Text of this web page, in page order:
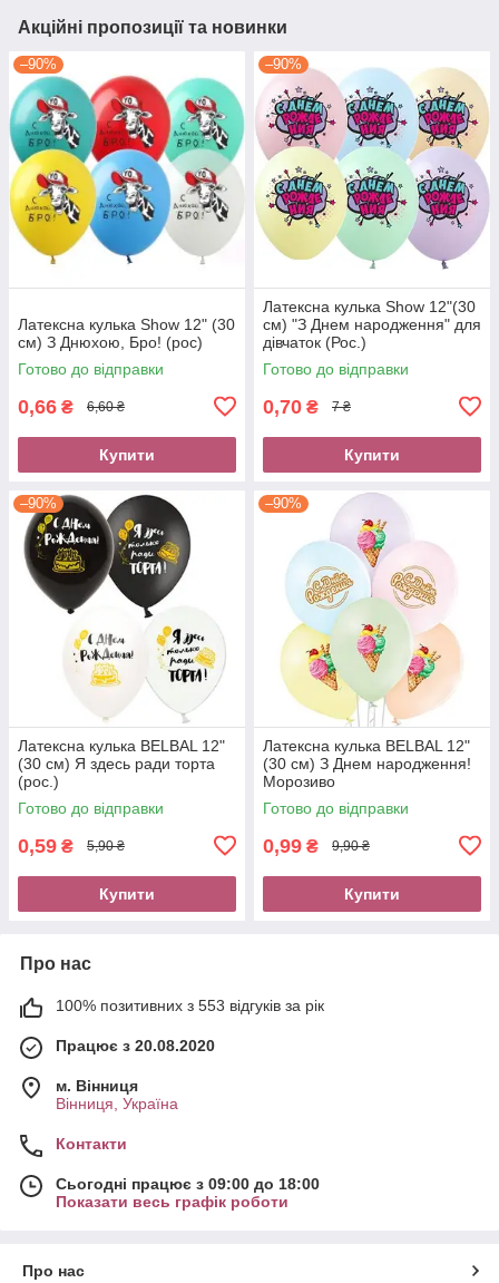
Акційні пропозиції та новинки
–90%
Латексна кулька Show 12" (30
см) З Днюхою, Бро! (рос)
Готово до відправки
0,66 ₴ 6,60 ₴
Купити
–90%
Латексна кулька Show 12"(30
см) "З Днем народження" для
дівчаток (Рос.)
Готово до відправки
0,70 ₴ 7 ₴
Купити
–90%
Латексна кулька BELBAL 12"
(30 см) Я здесь ради торта
(рос.)
Готово до відправки
0,59 ₴ 5,90 ₴
Купити
–90%
Латексна кулька BELBAL 12"
(30 см) З Днем народження!
Морозиво
Готово до відправки
0,99 ₴ 9,90 ₴
Купити
Про нас
100% позитивних з 553 відгуків за рік
Працює з 20.08.2020
м. Вінниця
Вінниця, Україна
Контакти
Сьогодні працює з 09:00 до 18:00
Показати весь графік роботи
Про нас